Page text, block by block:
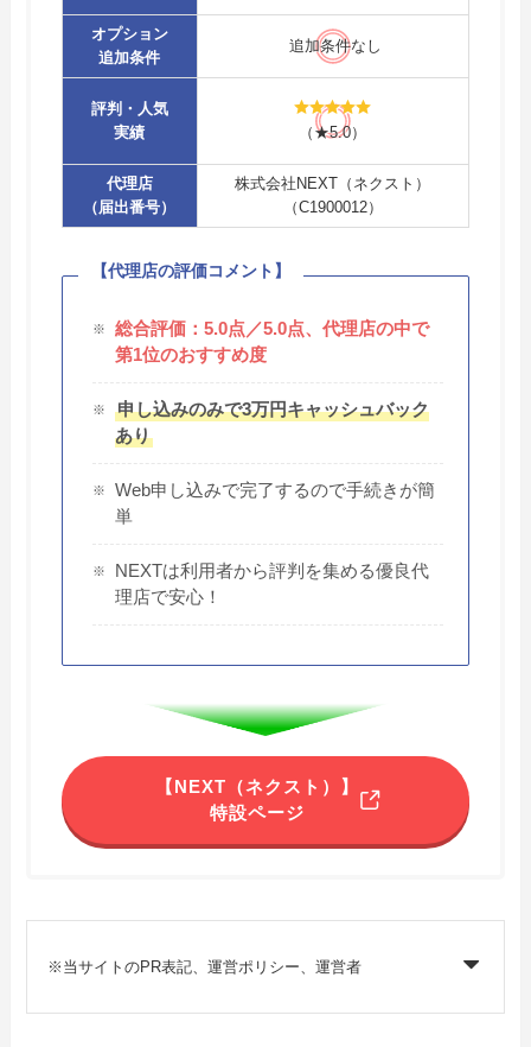
オプション
追加条件
追加条件なし
評判・人気
実績
（★5.0）
代理店
（届出番号）
株式会社NEXT（ネクスト）
（C1900012）
【代理店の評価コメント】
総合評価：5.0点／5.0点、代理店の中で
第1位のおすすめ度
申し込みのみで3万円キャッシュバック
あり
Web申し込みで完了するので手続きが簡
単
NEXTは利用者から評判を集める優良代
理店で安心！
【NEXT（ネクスト）】
特設ページ
※当サイトのPR表記、運営ポリシー、運営者